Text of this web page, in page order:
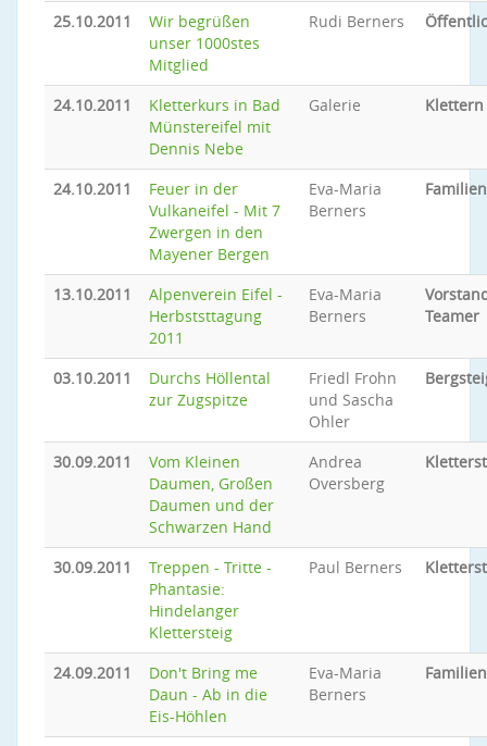
25.10.2011
Wir begrüßen
unser 1000stes
Mitglied
Rudi Berners
24.10.2011
Kletterkurs in Bad
Münstereifel mit
Dennis Nebe
Galerie Klettern
24.10.2011
Feuer in der
Vulkaneifel - Mit 7
Zwergen in den
Mayener Bergen
Eva-Maria
Berners
13.10.2011
Alpenverein Eifel -
Herbststtagung
2011
Eva-Maria
Berners
Teamer
03.10.2011
Durchs Höllental
zur Zugspitze
Friedl Frohn
und Sascha
Ohler
30.09.2011
Vom Kleinen
Daumen, Großen
Daumen und der
Schwarzen Hand
Andrea
Oversberg
30.09.2011
Treppen - Tritte -
Phantasie:
Hindelanger
Klettersteig
Paul Berners
24.09.2011
Don't Bring me
Daun - Ab in die
Eis-Höhlen
Eva-Maria
Berners